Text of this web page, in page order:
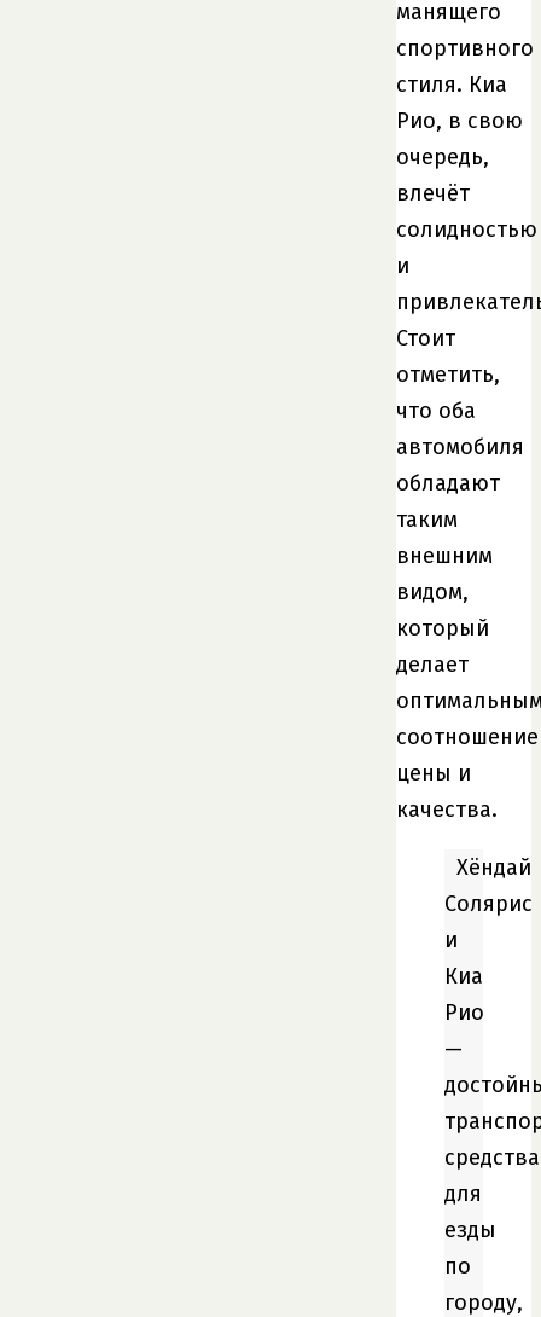
манящего
спортивного
стиля. Киа
Рио, в свою
очередь,
влечёт
солидностью
и
Стоит
отметить,
что оба
автомобиля
обладают
таким
внешним
видом,
который
делает
соотношение
цены и
качества.
Хёндай
Солярис
и
Киа
Рио
—
средства
для
езды
по
городу,